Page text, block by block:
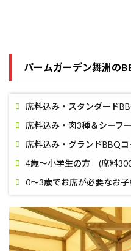
パームガーデン舞洲の
席料込み・スタンダード
席料込み・肉3種＆シーフ
席料込み・グランドBBQ
4歳～小学生の方 (席料
0～3歳でお席が必要なお